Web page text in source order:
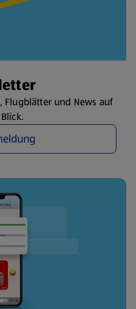
Flugblätter und News auf